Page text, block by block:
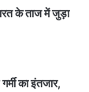
के ताज में जुड़ा
का इंतजार,